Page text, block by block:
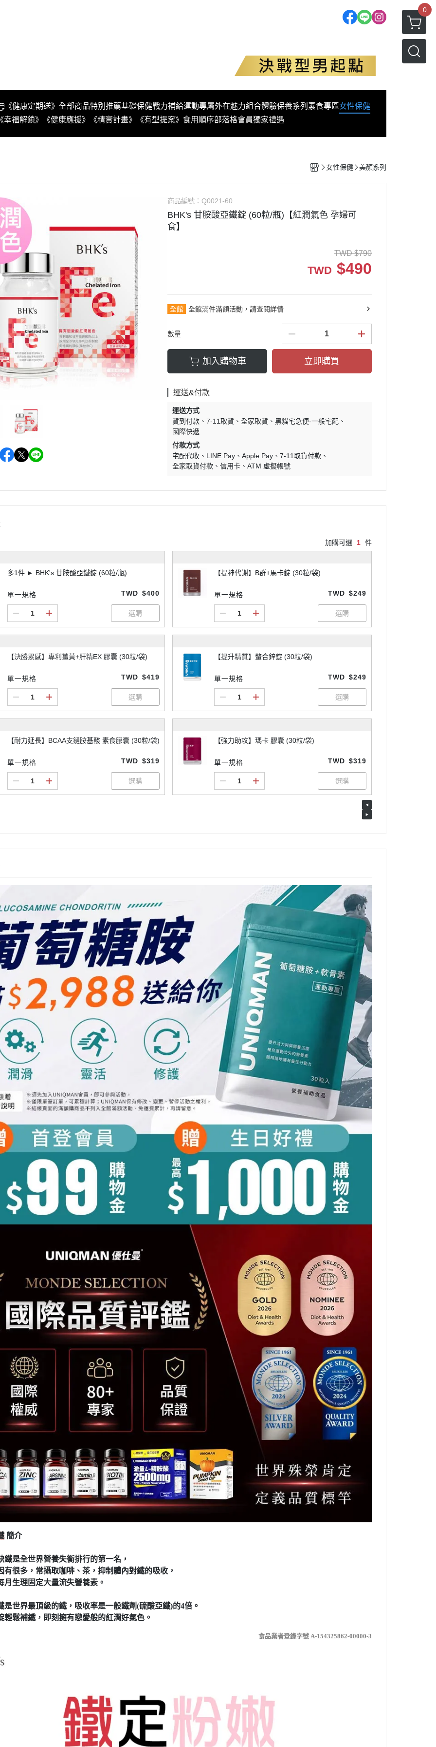
0
《健康定期送》 全部商品特別推薦基礎保健戰力補給運動專屬外在魅力組合體驗保養系列 素食專區女性保健
幸福解鎖》
《健康應援》 《精實計畫》 《有型提案》 食用順序部落格會員獨家禮遇
女性保健 美顏系列
商品編號：Q0021-60
BHK's 甘胺酸亞鐵錠 (60粒/瓶)【紅潤氣色 孕婦可
食】
TWD $790
TWD $490
全館 全館滿件滿額活動，請查閱詳情
數量
加入購物車 立即購買
運送&付款
運送方式
貨到付款
7-11取貨 全家取貨
黑貓宅急便-一般宅配
國際快遞
付款方式
宅配代收
LINE Pay Apple Pay
7-11取貨付款
全家取貨付款
信用卡 ATM 虛擬帳號
加購可選 1 件
多1件 ► BHK's 甘胺酸亞鐵錠 (60粒/瓶)
單一規格 TWD $400
【提神代謝】B群+馬卡錠 (30粒/袋)
單一規格 TWD $249
【決勝累感】專利薑黃+肝精EX 膠囊 (30粒/袋)
單一規格 TWD $419
【提升精質】螯合鋅錠 (30粒/袋)
單一規格 TWD $249
【耐力延長】BCAA支鏈胺基酸 素食膠囊 (30粒/袋)
單一規格 TWD $319
【強力助攻】瑪卡 膠囊 (30粒/袋)
單一規格 TWD $319
簡介
鐵是全世界營養失衡排行的第一名，
有很多，常攝取咖啡、茶，抑制體內對鐵的吸收，
月生理固定大量流失營養素。
是世界最頂級的鐵，吸收率是一般鐵劑(硫酸亞鐵)的4倍。
輕鬆補鐵，即刻擁有戀愛般的紅潤好氣色。
食品業者登錄字號 A-154325862-00000-3